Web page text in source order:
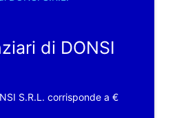
di DONSI
S.R.L. corrisponde a €